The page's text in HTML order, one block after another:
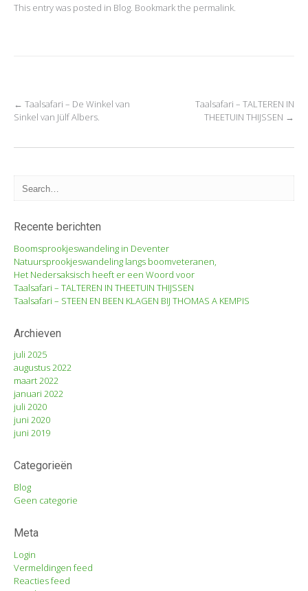
This entry was posted in Blog . Bookmark the permalink
Post navigation
← Taalsafari – De Winkel van
Sinkel van Jülf Albers.
Taalsafari – TALTEREN IN
THEETUIN THIJSSEN →
Recente berichten
Boomsprookjeswandeling in Deventer
Natuursprookjeswandeling langs boomveteranen,
Het Nedersaksisch heeft er een Woord voor
Taalsafari – TALTEREN IN THEETUIN THIJSSEN
Taalsafari – STEEN EN BEEN KLAGEN BIJ THOMAS A KEMPIS
Archieven
juli 2025
augustus 2022
maart 2022
januari 2022
juli 2020
juni 2020
juni 2019
Categorieën
Blog
Geen categorie
Meta
Login
Vermeldingen feed
Reacties feed